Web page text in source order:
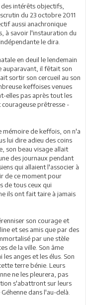
intérêts objectifs,
du 23 octobre 2011
aussi anachronique
à savoir l'instauration du
le dira.
en deuil le lendemain
auparavant, il fêtait son
sortir son cercueil au son
keffoises venues
elles pas après tout les
courageuse prêtresse -
mémoire de keffois, on n'a
lui dire adieu des coins
son beau visage allait
des journaux pendant
qui allaient l'associer à
de ce moment pour
de tous ceux qui
ils ont fait taire à jamais
son courage et
et ses amis que par des
par une stèle
de la ville. Son âme
anges et les élus. Son
terre bénie. Leurs
ne les pleurera, pas
s'abattront sur leurs
dans l'au-delà.